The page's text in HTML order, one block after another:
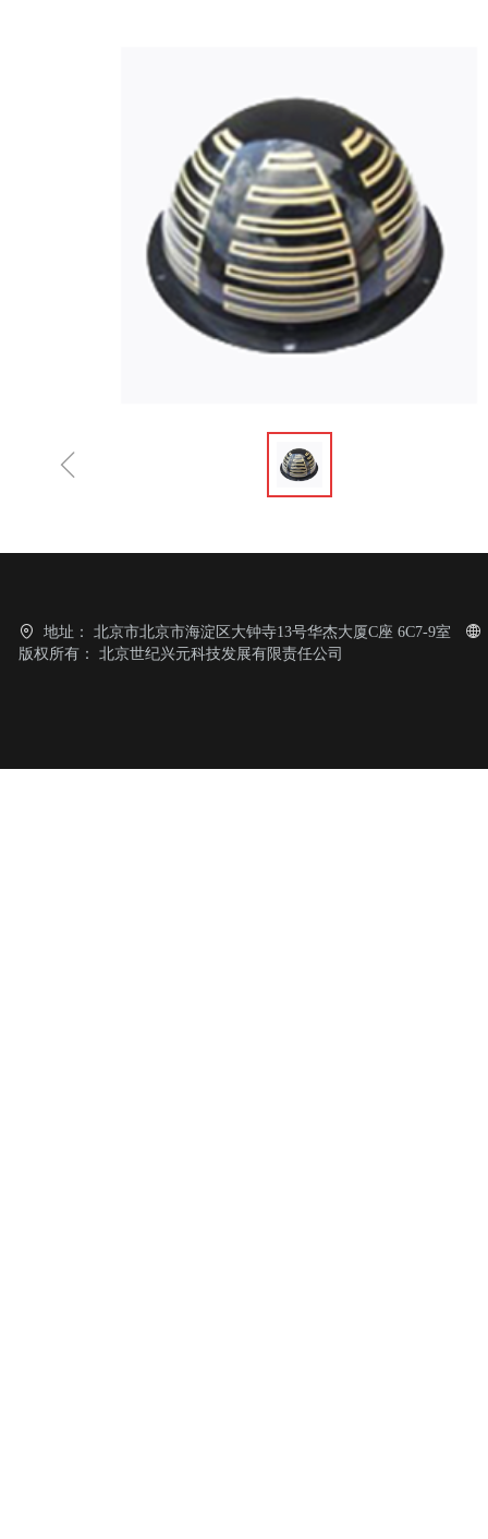
ꁆ
地址：
北京市北京市海淀区大钟寺13号华杰大厦C座 6C7-9室
版权所有：
北京世纪兴元科技发展有限责任公司